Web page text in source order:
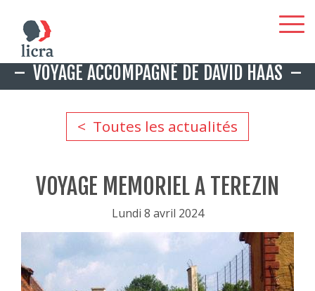
Aller
contenu
VOYAGE ACCOMPAGNÉ DE DAVID HAAS
Toutes les actualités
VOYAGE MEMORIEL A TEREZIN
Lundi 8 avril 2024